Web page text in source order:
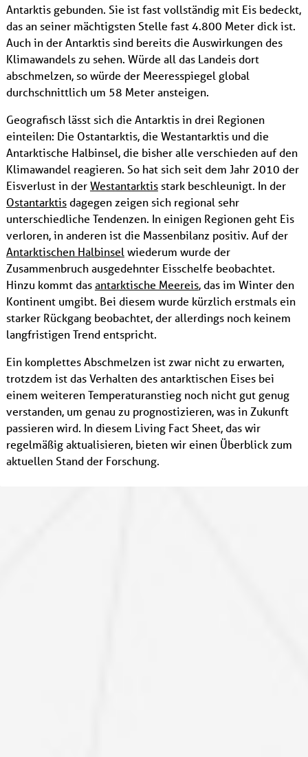
Antarktis gebunden. Sie ist fast vollständig mit Eis bedeckt,
das an seiner mächtigsten Stelle fast 4.800 Meter dick ist.
Auch in der Antarktis sind bereits die Auswirkungen des
Klimawandels zu sehen. Würde all das Landeis dort
abschmelzen, so würde der Meeresspiegel global
durchschnittlich um 58 Meter ansteigen.
Geografisch lässt sich die Antarktis in drei Regionen
einteilen: Die Ostantarktis, die Westantarktis und die
Antarktische Halbinsel, die bisher alle verschieden auf den
Klimawandel reagieren. So hat sich seit dem Jahr 2010 der
Eisverlust in derWestantarktisstark beschleunigt. In der
Ostantarktisdagegen zeigen sich regional sehr
unterschiedliche Tendenzen. In einigen Regionen geht Eis
verloren, in anderen ist die Massenbilanz positiv. Auf der
Antarktischen Halbinsel wiederum wurde der
Zusammenbruch ausgedehnter Eisschelfe beobachtet.
Hinzu kommt dasantarktische Meereis, das im Winter den
Kontinent umgibt. Bei diesem wurde kürzlich erstmals ein
starker Rückgang beobachtet, der allerdings noch keinem
langfristigen Trend entspricht.
Ein komplettes Abschmelzen ist zwar nicht zu erwarten,
trotzdem ist das Verhalten des antarktischen Eises bei
einem weiteren Temperaturanstieg noch nicht gut genug
verstanden, um genau zu prognostizieren, was in Zukunft
passieren wird. In diesem Living Fact Sheet, das wir
regelmäßig aktualisieren, bieten wir einen Überblick zum
aktuellen Stand der Forschung.